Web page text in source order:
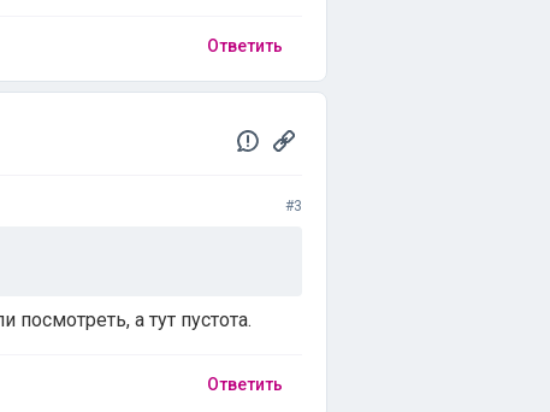
Ответить
#3
а тут пустота.
Ответить